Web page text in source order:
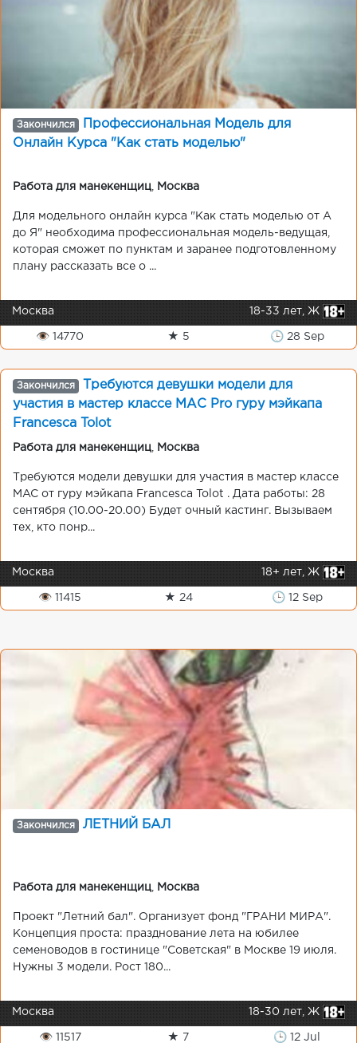
Закончился
Профессиональная Модель для
Онлайн Курса "Как стать моделью"
Работа для манекенщиц Москва
Для модельного онлайн курса "Как стать моделью от А
до Я" необходима профессиональная модель-ведущая,
которая сможет по пунктам и заранее подготовленному
плану рассказать все о ...
Москва 18-33 лет, Ж
👁 14770 ★ 5 🕒 28 Sep
Закончился
Требуются девушки модели для
участия в мастер классе МАС Pro гуру мэйкапа
Francesca Tolot
Работа для манекенщиц Москва
Требуются модели девушки для участия в мастер классе
MAC от гуру мэйкапа Francesca Tolot . Дата работы: 28
сентября (10.00-20.00) Будет очный кастинг. Вызываем
тех, кто понр...
Москва 18+ лет, Ж
👁 11415 ★ 24 🕒 12 Sep
Закончился ЛЕТНИЙ БАЛ
Работа для манекенщиц Москва
Проект "Летний бал". Организует фонд "ГРАНИ МИРА".
Концепция проста: празднование лета на юбилее
семеноводов в гостинице "Советская" в Москве 19 июля.
Нужны 3 модели. Рост 180...
Москва 18-30 лет, Ж
👁 11517 ★ 7 🕒 12 Jul